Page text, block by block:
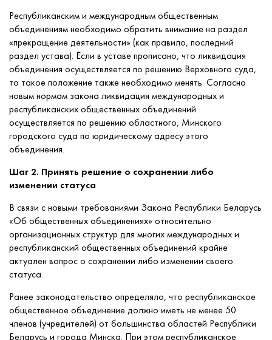
Республиканским и международным общественным
объединениям необходимо обратить внимание на раздел
«прекращение деятельности» (как правило, последний
раздел устава). Если в уставе прописано, что ликвидация
объединения осуществляется по решению Верховного суда,
то такое положение также необходимо менять. Согласно
новым нормам закона ликвидация международных и
республиканских общественных объединений
осуществляется по решению областного, Минского
городского суда по юридическому адресу этого
объединения.
Шаг 2. Принять решение о сохранении либо
изменении статуса
В связи с новыми требованиями Закона Республики Беларусь
«Об общественных объединениях» относительно
организационных структур для многих международных и
республиканский общественных объединений крайне
актуален вопрос о сохранении либо изменении своего
статуса.
Ранее законодательство определяло, что республиканское
общественное объединение должно иметь не менее 50
членов (учредителей) от большинства областей Республики
Беларусь и города Минска. При этом республиканское